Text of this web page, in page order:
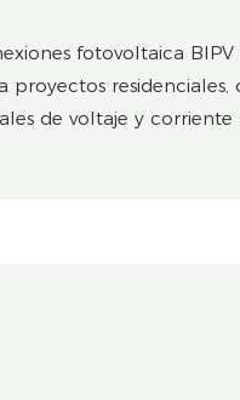
fotovoltaica
proyectos
de voltaje y